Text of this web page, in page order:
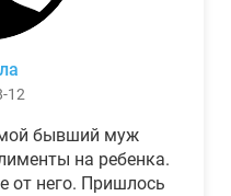
12
мой бывший муж
на ребенка.
от него. Пришлось